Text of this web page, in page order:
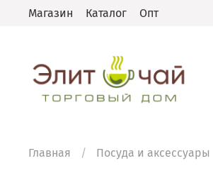
Магазин Каталог Опт
Главная Посуда и аксессуары